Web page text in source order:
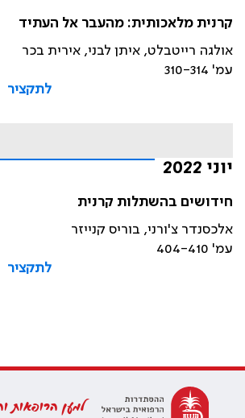
קרנית מלאכותית: מהעבר אל העתיד
אולגה רייטבלט, איתן לבני, אירית בכר
עמ' 310-314
לתקציר
יוני 2022
חידושים בהשתלות קרנית
אלכסנדר צ'ורני, בוריס קנייזר
עמ' 404-410
לתקציר
למען הרופאות